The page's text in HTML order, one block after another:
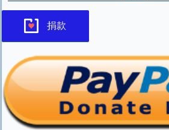
捐款